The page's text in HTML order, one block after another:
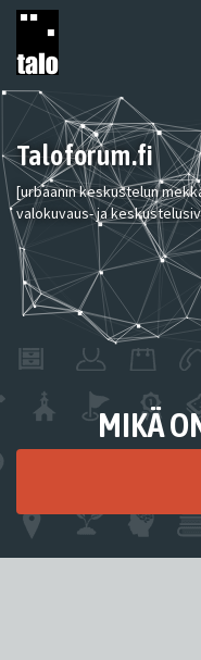
Taloforum.fi
[urbaanin keskustelun
valokuvaus- ja
MIKÄ